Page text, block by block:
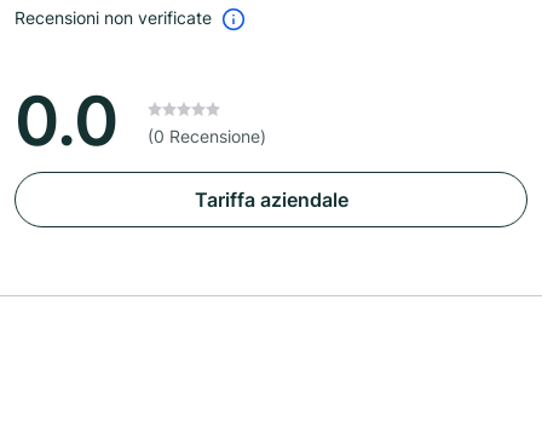
Recensioni non verificate
0.0 (0 Recensione)
Tariffa aziendale